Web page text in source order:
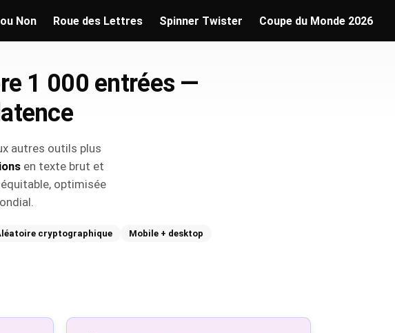
Non Roue des Lettres Spinner Twister Coupe du Monde 2026
1 000 entrées —
autres outils plus
en texte brut et
optimisée
cryptographique Mobile + desktop